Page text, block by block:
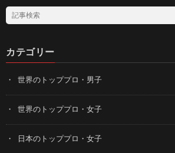
カテゴリー
世界のトッププロ・男子
世界のトッププロ・女子
日本のトッププロ・女子